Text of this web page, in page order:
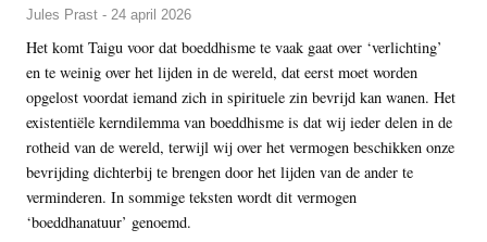
Jules Prast - 24 april 2026
Het komt Taigu voor dat boeddhisme te vaak gaat over ‘verlichting’
en te weinig over het lijden in de wereld, dat eerst moet worden
opgelost voordat iemand zich in spirituele zin bevrijd kan wanen. Het
existentiële kerndilemma van boeddhisme is dat wij ieder delen in de
rotheid van de wereld, terwijl wij over het vermogen beschikken onze
bevrijding dichterbij te brengen door het lijden van de ander te
verminderen. In sommige teksten wordt dit vermogen
‘boeddhanatuur’ genoemd.